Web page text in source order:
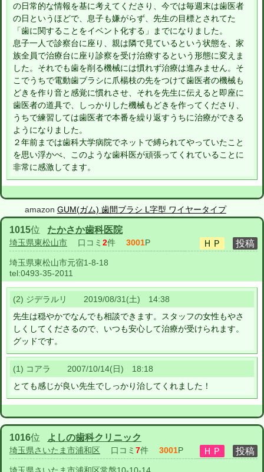
の日常的な情報を基に考えてくださり、今では毎週末は歯医者
の日というほどで、息子も嫌がらず、先生の目標とされてた
「歯に関することをイベント化する」までになりました。
息子一人で診察台に座り、親は隣で見ているという状態を、家
族全員で治療台に座り診察を受け治療するという形態に変えま
した。それでも歯を削る機械には慣れず治療は進みません。そ
こでうちで電動歯ブラシに爪楊枝の先をつけて歯医者の機械も
どきを作り音と感覚に慣れさせ、それを先生に伝えると即座に
歯医者の道具で、しっかりした機械もどきを作ってくださり、
うちで練習しては歯医者で本番を繰り返すうちに治療ができる
ようになりました。
２年前までは歯科大学病院でネットで縛られてやっていたこと
を思い浮かべ、このような歯科医が頑張ってくれていることに
非常に感激してます。
amazon GUM(ガム) 歯間ブラシ L字型 ワイヤータイプ
1015位 たかさか歯科医院
埼玉県東松山市 口コミ 2件 3001P
埼玉県東松山市元宿1-8-18
tel:0493-35-2011
(2) ジデラルリ 2019/08/31(土) 14:38
先生は穏やかでなんでも相談できます。スタッフの女性もやさ
しくしてくださるので、いつも安心して治療が受けられます。
グッドです。
(1) コアラ 2007/10/14(日) 18:18
とても感じが良い先生でしっかり治してくれました！
1016位 よしの歯科クリニック
埼玉県さいたま市浦和区 口コミ 7件 3001P